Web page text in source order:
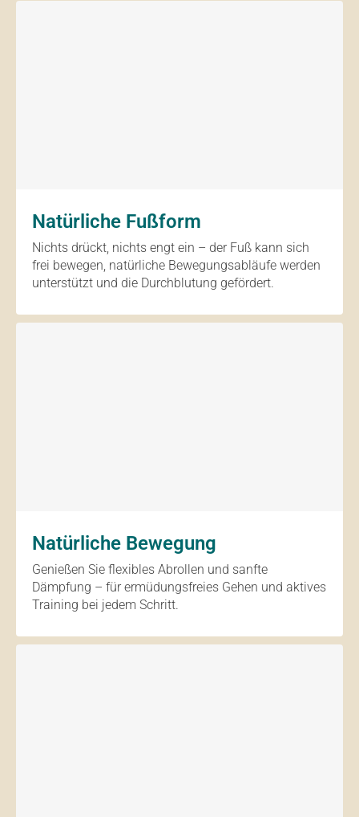
Natürliche Fußform
Nichts drückt, nichts engt ein – der Fuß kann sich
frei bewegen, natürliche Bewegungsabläufe werden
unterstützt und die Durchblutung gefördert.
Natürliche Bewegung
Genießen Sie flexibles Abrollen und sanfte
Dämpfung – für ermüdungsfreies Gehen und aktives
Training bei jedem Schritt.